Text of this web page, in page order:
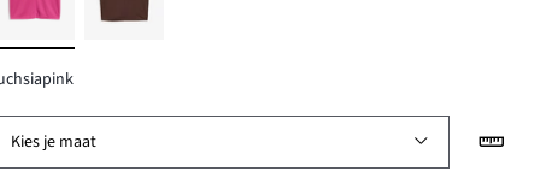
Kies je maat